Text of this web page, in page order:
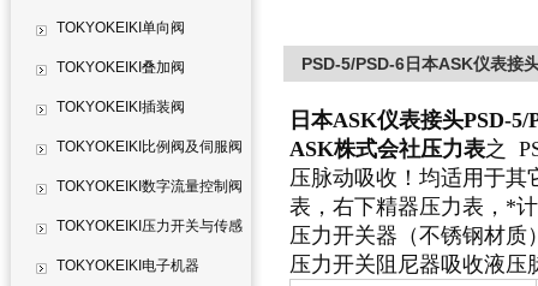
TOKYOKEIKI单向阀
TOKYOKEIKI叠加阀
TOKYOKEIKI插装阀
TOKYOKEIKI比例阀及伺服阀
TOKYOKEIKI数字流量控制阀
TOKYOKEIKI压力开关与传感
器 TOKYOKEIKI电子机器
PSD-5/PSD-6日本ASK仪表接
日本ASK仪表接头PSD-5/
ASK株式会社压力表之
压脉动吸收！均适用于其
表，右下精器压力表，*
压力开关器（不锈钢材质
压力开关阻尼器吸收液压